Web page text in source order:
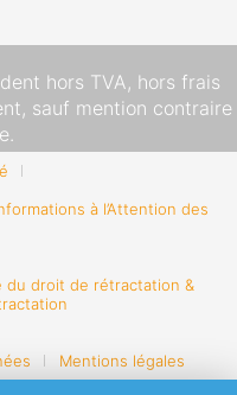
hors TVA, hors frais
sauf mention contraire
à l’Attention des
du droit de rétractation &
Mentions légales